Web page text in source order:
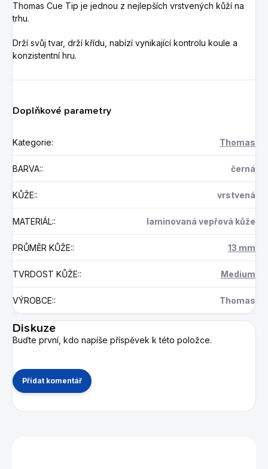
Thomas Cue Tip je jednou z nejlepších vrstvených kůží na
trhu.
Drží svůj tvar, drží křídu, nabízí vynikající kontrolu koule a
konzistentní hru.
Doplňkové parametry
Kategorie: Thomas
BARVA:: černá
KŮŽE:: vrstvená
MATERIÁL:: laminovaná vepřová kůže
PRŮMĚR KŮŽE:: 13 mm
TVRDOST KŮŽE:: Medium
VÝROBCE:: Thomas
Diskuze
Buďte první, kdo napíše příspěvek k této položce.
Přidat komentář